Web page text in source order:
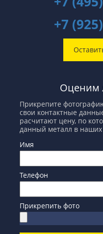
+7
Оценим
Прикрепите
свои контактные
расчитают цену, по
данный металл в наших
Имя
Телефон
Прикрепить фото